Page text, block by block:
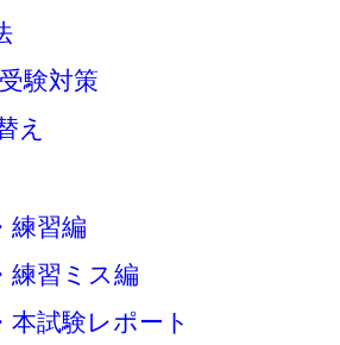
験対策
え
練習編
練習ミス編
本試験レポート